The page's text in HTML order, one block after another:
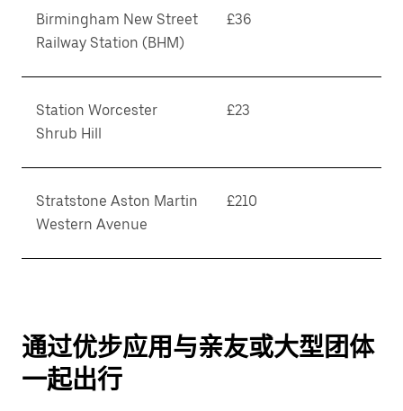
Birmingham New Street
Railway Station (BHM)
£36
Station Worcester
Shrub Hill
£23
Stratstone Aston Martin
Western Avenue
£210
通过优步应用与亲友或大型团体
一起出行